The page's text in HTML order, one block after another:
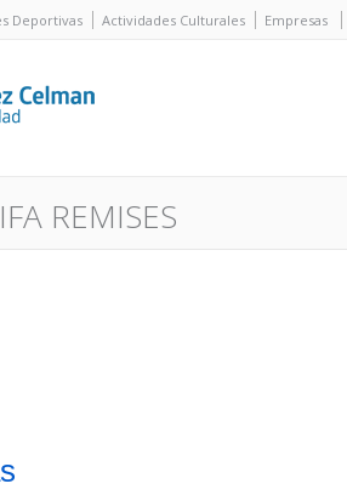
Deportivas Actividades Culturales Empresas
REMISES